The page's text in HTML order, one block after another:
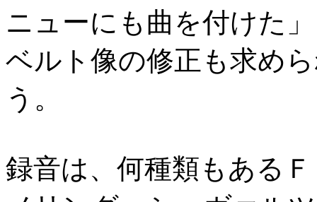
ニューにも曲を付けた
ベルト像の修正も求め
う。
録音は、何種類もある